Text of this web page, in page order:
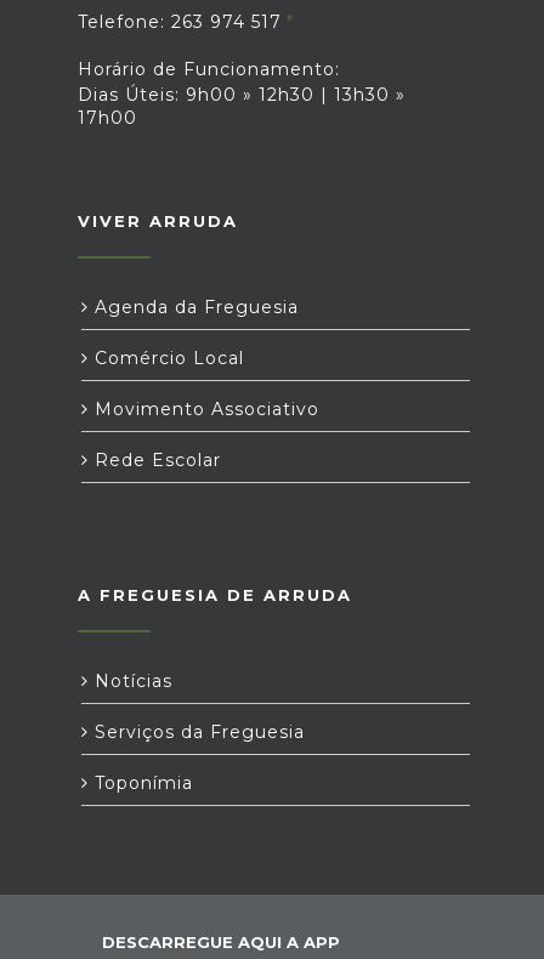
Telefone: 263 974 517
Horário de Funcionamento:
Dias Úteis: 9h00 » 12h30 | 13h30 »
17h00
VIVER ARRUDA
Agenda da Freguesia
Comércio Local
Movimento Associativo
Rede Escolar
A FREGUESIA DE ARRUDA
Notícias
Serviços da Freguesia
Toponímia
DESCARREGUE AQUI A APP